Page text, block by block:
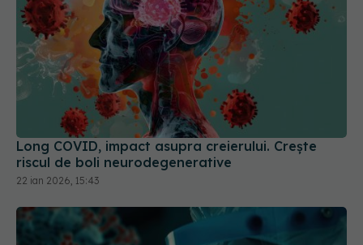
Long COVID, impact asupra creierului. Crește
riscul de boli neurodegenerative
22 ian 2026, 15:43